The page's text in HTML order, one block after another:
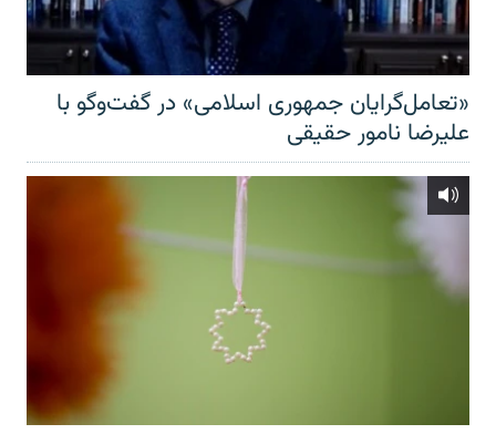
«تعامل‌گرایان جمهوری اسلامی» در گفت‌وگو با
علیرضا نامور حقیقی